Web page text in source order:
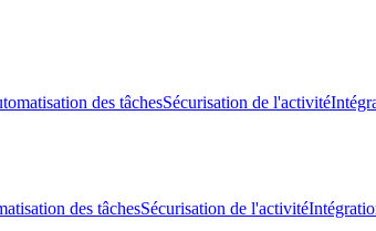
des tâchesSécurisation de l'activité
des tâchesSécurisation de l'activité